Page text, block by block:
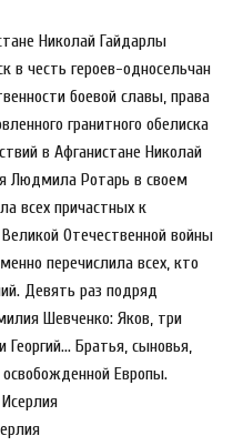
Николай Гайдарлы
в честь героев-односельчан
боевой славы, права
гранитного обелиска
в Афганистане Николай
Людмила Ротарь в своем
всех причастных к
Отечественной войны
перечислила всех, кто
Девять раз подряд
Шевченко: Яков, три
Братья, сыновья,
Европы.